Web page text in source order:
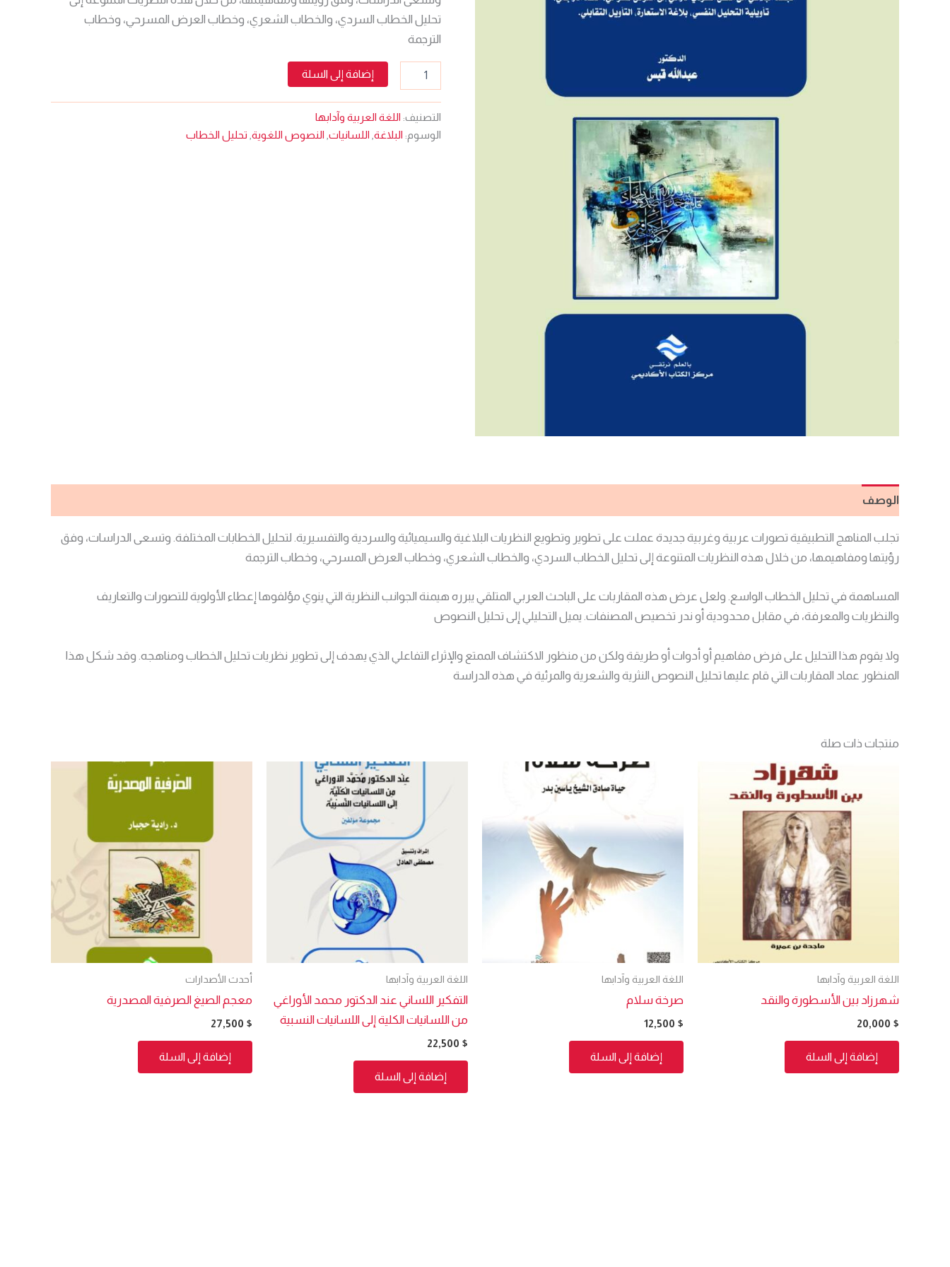
تحليل الخطاب السردي، والخطاب الشعري، وخطاب العرض المسرحي، وخطاب
الترجمة
إضافة إلى السلة
التصنيف: اللغة العربية وآدابها
الوسوم: البلاغة اللسانيات النصوص اللغوية تحليل الخطاب
الوصف
تجلب المناهج التطبيقية تصورات عربية وغربية جديدة عملت على تطوير وتطويع النظريات البلاغية والسيميائية والسردية والتفسيرية. لتحليل الخطابات المختلفة. وتسعى الدراسات، وفق
رؤيتها ومفاهيمها، من خلال هذه النظريات المتنوعة إلى تحليل الخطاب السردي، والخطاب الشعري، وخطاب العرض المسرحي، وخطاب الترجمة
المساهمة في تحليل الخطاب الواسع. ولعل عرض هذه المقاربات على الباحث العربي المتلقي يبرره هيمنة الجوانب النظرية التي ينوي مؤلفوها إعطاء الأولوية للتصورات والتعاريف
والنظريات والمعرفة، في مقابل محدودية أو ندر تخصيص المصنفات. يميل التحليلي إلى تحليل النصوص
ولا يقوم هذا التحليل على فرض مفاهيم أو أدوات أو طريقة ولكن من منظور الاكتشاف الممتع والإثراء التفاعلي الذي يهدف إلى تطوير نظريات تحليل الخطاب ومناهجه. وقد شكل هذا
المنظور عماد المقاربات التي قام عليها تحليل النصوص النثرية والشعرية والمرئية في هذه الدراسة
منتجات ذات صلة
اللغة العربية وآدابها
شهرزاد بين الأسطورة والنقد
20,000 $
إضافة إلى السلة
اللغة العربية وآدابها
صرخة سلام
12,500 $
إضافة إلى السلة
اللغة العربية وآدابها
التفكير اللساني عند الدكتور محمد الأوراغي
من اللسانيات الكلية إلى اللسانيات النسبية
22,500 $
إضافة إلى السلة
أحدث الأصدارات
معجم الصيغ الصرفية المصدرية
27,500 $
إضافة إلى السلة